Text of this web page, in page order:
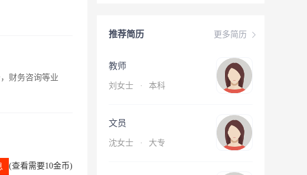
财务咨询等业
(查看需要10金币)
更多简历
推荐简历
教师
刘女士 · 本科
文员
沈女士 · 大专